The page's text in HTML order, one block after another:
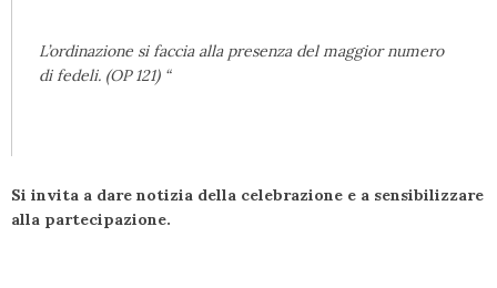
L’ordinazione si faccia alla presenza del maggior numero
di fedeli. (OP 121) “
Si invita a dare notizia della celebrazione e a sensibilizzare
alla partecipazione.